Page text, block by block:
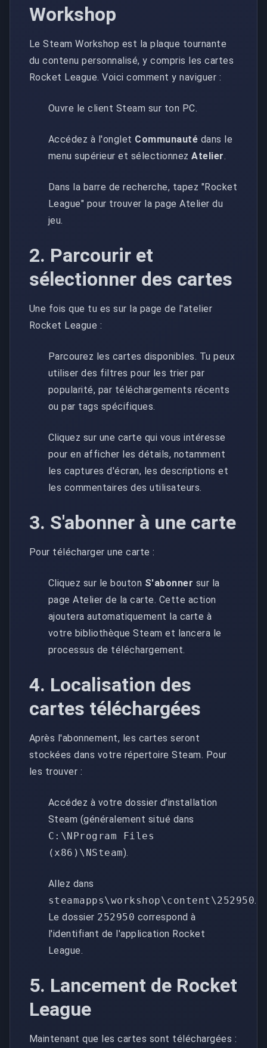
Workshop
Le Steam Workshop est la plaque tournante
du contenu personnalisé, y compris les cartes
Rocket League. Voici comment y naviguer :
Ouvre le client Steam sur ton PC.
Accédez à l'onglet Communauté dans le
menu supérieur et sélectionnezAtelier.
Dans la barre de recherche, tapez "Rocket
League" pour trouver la page Atelier du
jeu.
2. Parcourir et
sélectionner des cartes
Une fois que tu es sur la page de l'atelier
Rocket League :
Parcourez les cartes disponibles. Tu peux
utiliser des filtres pour les trier par
popularité, par téléchargements récents
ou par tags spécifiques.
Cliquez sur une carte qui vous intéresse
pour en afficher les détails, notamment
les captures d'écran, les descriptions et
les commentaires des utilisateurs.
3. S'abonner à une carte
Pour télécharger une carte :
Cliquez sur le bouton S'abonner sur la
page Atelier de la carte. Cette action
ajoutera automatiquement la carte à
votre bibliothèque Steam et lancera le
processus de téléchargement.
4. Localisation des
cartes téléchargées
Après l'abonnement, les cartes seront
stockées dans votre répertoire Steam. Pour
les trouver :
Accédez à votre dossier d'installation
Steam (généralement situé dans
C:\NProgram Files
(x86)\NSteam).
Allez dans
steamapps\workshop\content\252950.
Le dossier 252950 correspond à
l'identifiant de l'application Rocket
League.
5. Lancement de Rocket
League
Maintenant que les cartes sont téléchargées :